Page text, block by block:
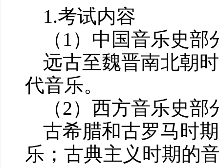
1.考试内容
（ 1） 中国音乐史部
远古至魏晋南北朝
代音乐。
（2）西方音乐史部
古希腊和古罗马时
乐；古典主义时期的